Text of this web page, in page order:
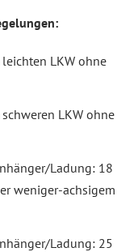
LKW ohne
LKW ohne
Ladung: 18
weniger-achsigem
Ladung: 25